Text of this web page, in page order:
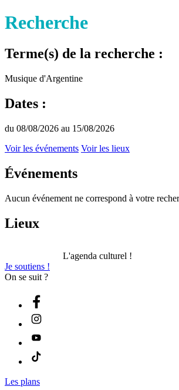
Recherche
Terme(s) de la recherche :
Musique d'Argentine
Dates :
du 08/08/2026 au 15/08/2026
Voir les événements Voir les lieux
Événements
Aucun événement ne correspond à votre
Lieux
L'agenda culturel !
Je soutiens !
On se suit ?
Les plans